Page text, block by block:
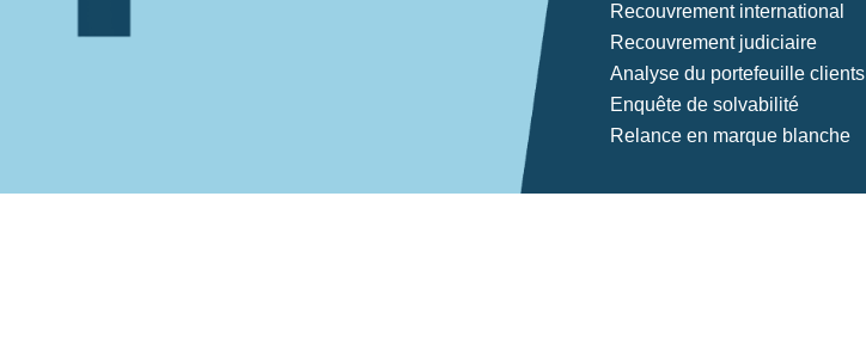
Recouvrement international
Recouvrement judiciaire
Analyse du portefeuille clients
Enquête de solvabilité
Relance en marque blanche